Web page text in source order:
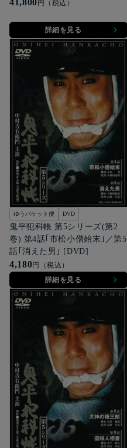
41,800 円（税込）
詳細を見る
ゆうパケット便 DVD
鬼平犯科帳 第5シリーズ(第2
巻) 第4話｢市松小僧始末｣／第5
話｢消えた男｣ [DVD]
4,180円（税込）
詳細を見る